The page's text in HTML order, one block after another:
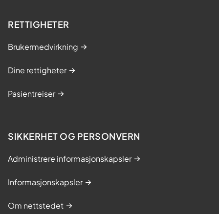
RETTIGHETER
Brukermedvirkning
Dine rettigheter
Pasientreiser
SIKKERHET OG PERSONVERN
Administrere informasjonskapsler
Informasjonskapsler
Om nettstedet